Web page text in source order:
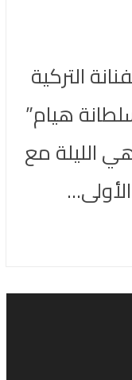
التركية
هيام”
الليلة مع